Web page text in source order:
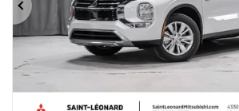
Précédent